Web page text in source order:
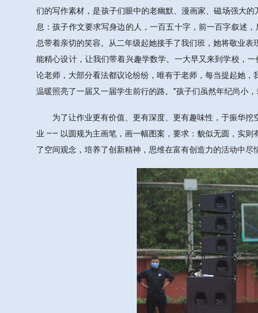
们的写作素材，是孩子们眼中的老幽默、漫画家、磁场强大
息：孩子作文要求写身边的人，一百五十字，前一百字叙述
总带着亲切的笑容。从二年级起她接手了我们班，她将敬业
能精心设计，让我们带着兴趣学数学。一大早又来到学校，
论老师，大部分看法都议论纷纷，唯有于老师，每当提起她
温暖照亮了一届又一届学生前行的路。”孩子们虽然年纪尚小，
为了让作业更有价值、更有深度、更有趣味性，于振华
业 —— 以圆规为主画笔，画一幅图案，要求：貌似无圆，实
了空间观念，培养了创新精神，思维在富有创造力的活动中尽